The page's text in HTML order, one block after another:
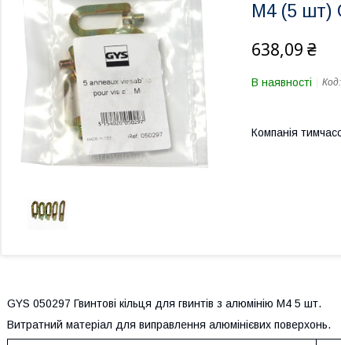
М4 (5 шт)
638,09 ₴
В наявності Код:
Компанія
GYS 050297 Гвинтові кільця для гвинтів з алюмінію М4 5 шт.
Витратний матеріал для виправлення алюмінієвих поверхонь.